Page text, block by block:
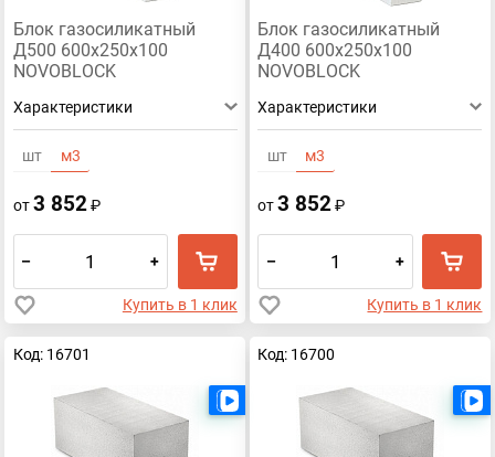
Блок газосиликатный
Д500 600х250х100
NOVOBLOCK
Характеристики
шт м3
от3 852₽
– +
Купить в 1 клик
Блок газосиликатный
Д400 600х250х100
NOVOBLOCK
Характеристики
шт м3
от3 852₽
– +
Купить в 1 клик
Код: 16701 Код: 16700